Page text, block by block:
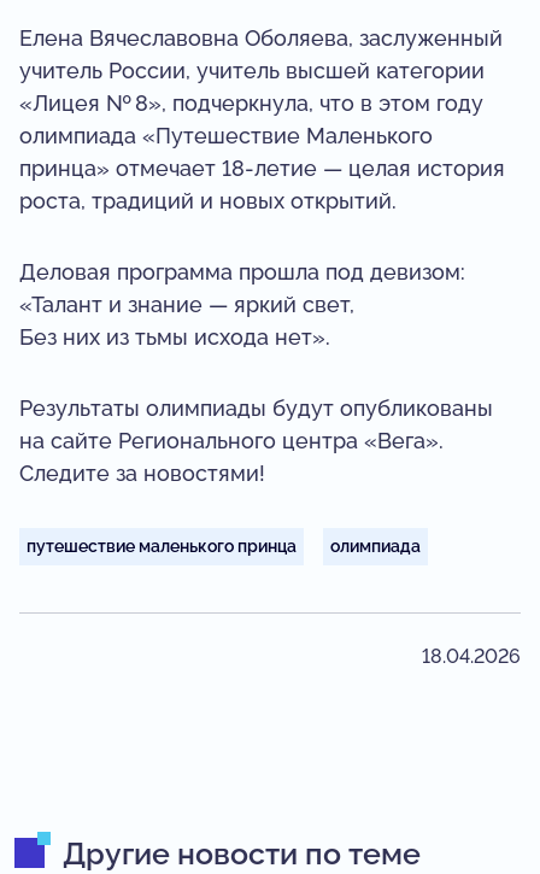
Елена Вячеславовна Оболяева, заслуженный
учитель России, учитель высшей категории
«Лицея № 8», подчеркнула, что в этом году
олимпиада «Путешествие Маленького
принца» отмечает 18‑летие — целая история
роста, традиций и новых открытий.
Деловая программа прошла под девизом:
«Талант и знание — яркий свет,
Без них из тьмы исхода нет».
Результаты олимпиады будут опубликованы
на сайте Регионального центра «Вега».
Следите за новостями!
путешествие маленького принца олимпиада
18.04.2026
Другие новости по теме